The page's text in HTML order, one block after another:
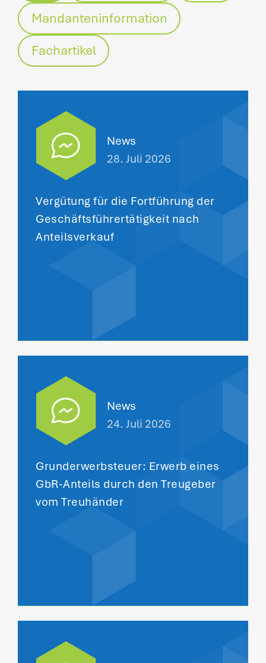
Mandanteninformation
Fachartikel
News
28. Juli 2026
Vergütung für die Fortführung der
Geschäftsführertätigkeit nach
Anteilsverkauf
News
24. Juli 2026
Grunderwerbsteuer: Erwerb eines
GbR-Anteils durch den Treugeber
vom Treuhänder